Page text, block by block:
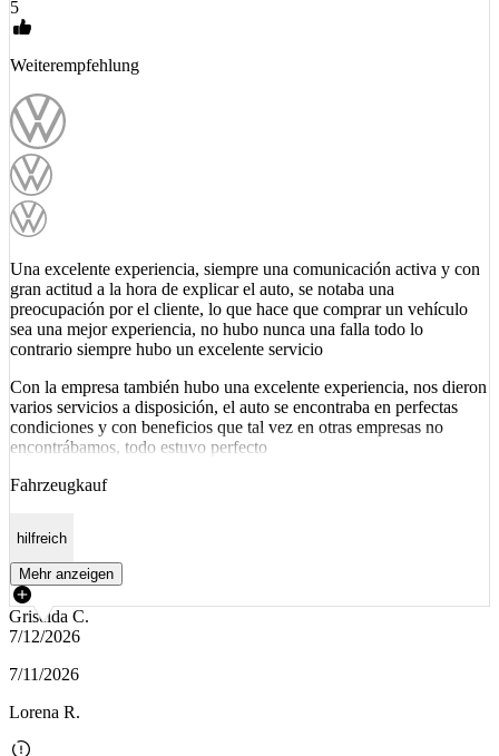
5
Weiterempfehlung
Una excelente experiencia, siempre una comunicación activa y con
gran actitud a la hora de explicar el auto, se notaba una
preocupación por el cliente, lo que hace que comprar un vehículo
sea una mejor experiencia, no hubo nunca una falla todo lo
contrario siempre hubo un excelente servicio
Con la empresa también hubo una excelente experiencia, nos dieron
varios servicios a disposición, el auto se encontraba en perfectas
condiciones y con beneficios que tal vez en otras empresas no
encontrábamos, todo estuvo perfecto
Fahrzeugkauf
hilfreich
Mehr anzeigen
Griselda C.
7/12/2026
7/11/2026
Lorena R.